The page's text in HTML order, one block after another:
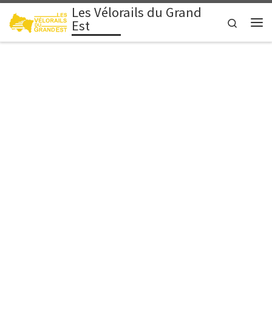
Zum Inhalt springenLes Vélorails du Grand
Est
Search